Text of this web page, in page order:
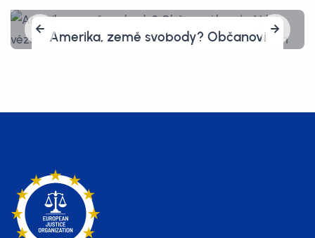
Obžalovaní Pavel Blažek, Tomáš